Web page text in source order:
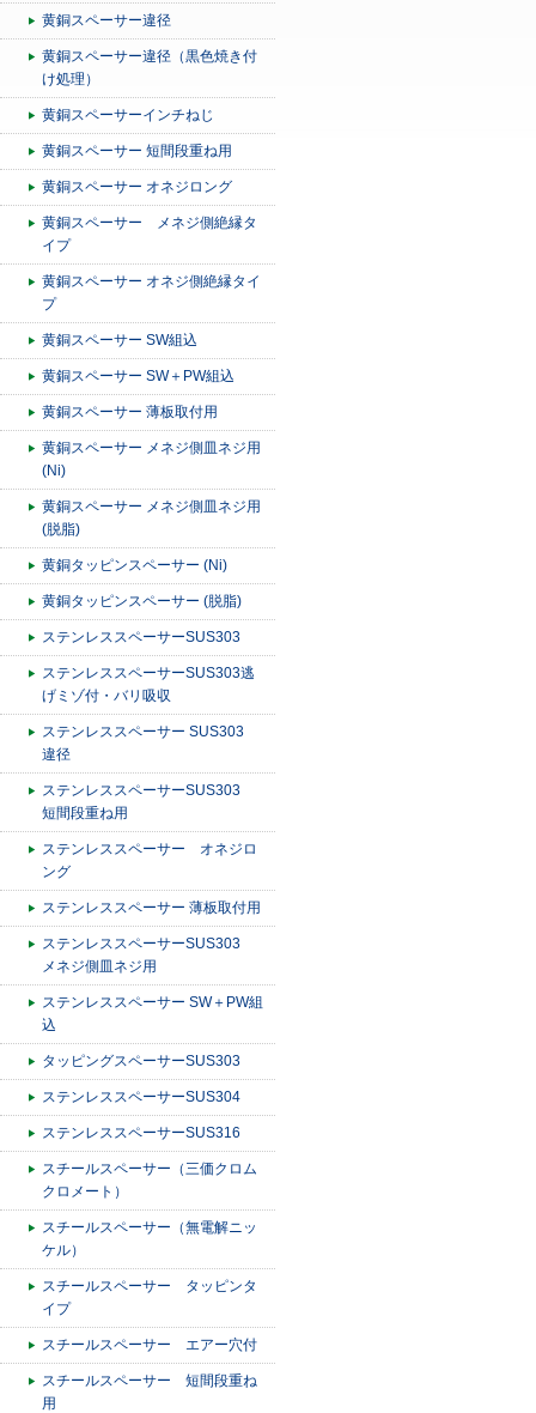
黄銅スペーサー違径
黄銅スペーサー違径（黒色焼き付
け処理）
黄銅スペーサーインチねじ
黄銅スペーサー 短間段重ね用
黄銅スペーサー オネジロング
黄銅スペーサー メネジ側絶縁タ
イプ
黄銅スペーサー オネジ側絶縁タイ
プ
黄銅スペーサー SW組込
黄銅スペーサー SW＋PW組込
黄銅スペーサー 薄板取付用
黄銅スペーサー メネジ側皿ネジ用
(Ni)
黄銅スペーサー メネジ側皿ネジ用
(脱脂)
黄銅タッピンスペーサー (Ni)
黄銅タッピンスペーサー (脱脂)
ステンレススペーサーSUS303
ステンレススペーサーSUS303逃
げミゾ付・バリ吸収
ステンレススペーサー SUS303
違径
ステンレススペーサーSUS303
短間段重ね用
ステンレススペーサー オネジロ
ング
ステンレススペーサー 薄板取付用
ステンレススペーサーSUS303
メネジ側皿ネジ用
ステンレススペーサー SW＋PW組
込
タッピングスペーサーSUS303
ステンレススペーサーSUS304
ステンレススペーサーSUS316
スチールスペーサー（三価クロム
クロメート）
スチールスペーサー（無電解ニッ
ケル）
スチールスペーサー タッピンタ
イプ
スチールスペーサー エアー穴付
スチールスペーサー 短間段重ね
用